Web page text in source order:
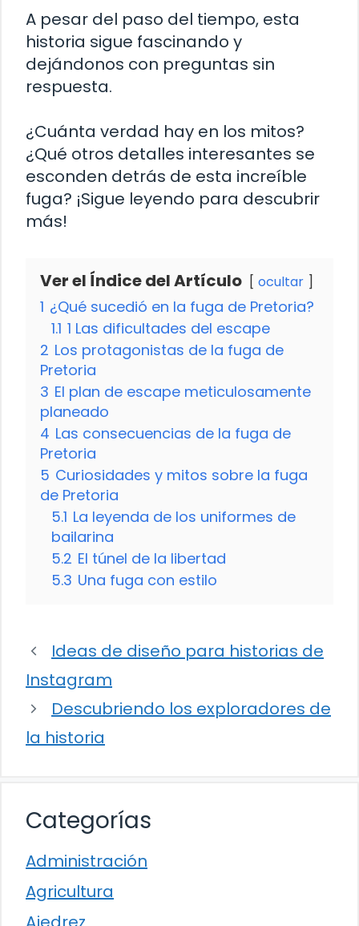
A pesar del paso del tiempo, esta
historia sigue fascinando y
dejándonos con preguntas sin
respuesta.
¿Cuánta verdad hay en los mitos?
¿Qué otros detalles interesantes se
esconden detrás de esta increíble
fuga? ¡Sigue leyendo para descubrir
más!
Ver el Índice del Artículo ocultar
1 ¿Qué sucedió en la fuga de Pretoria?
1.1 1 Las dificultades del escape
2 Los protagonistas de la fuga de
Pretoria
3 El plan de escape meticulosamente
planeado
4 Las consecuencias de la fuga de
Pretoria
5 Curiosidades y mitos sobre la fuga
de Pretoria
5.1 La leyenda de los uniformes de
bailarina
5.2 El túnel de la libertad
5.3 Una fuga con estilo
Ideas de diseño para historias de
Instagram
Descubriendo los exploradores de
la historia
Categorías
Administración
Agricultura